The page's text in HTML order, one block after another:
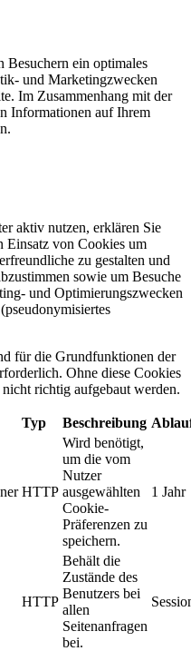
Besuchern ein optimales
und Marketingzwecken
Im Zusammenhang mit der
Informationen auf Ihrem
aktiv nutzen, erklären Sie
von Cookies um
zu gestalten und
sowie um Besuche
und Optimierungszwecken
für die Grundfunktionen der
Ohne diese Cookies
richtig aufgebaut werden.
Typ Beschreibung
HTTP
Wird benötigt,
um die vom
Nutzer
ausgewählten
Cookie-
Präferenzen zu
speichern.
1 Jahr
HTTP
Behält die
Zustände des
Benutzers bei
allen
Seitenanfragen
bei.